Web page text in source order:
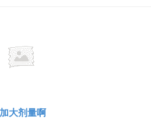
大剂量啊